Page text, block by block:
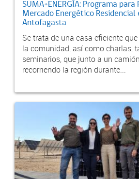
SUMA+ENERGÍA: Programa
Mercado Energético Residencial
Antofagasta
Se trata de una casa eficiente
la comunidad, así como charlas,
seminarios, que junto a un
recorriendo la región durante...